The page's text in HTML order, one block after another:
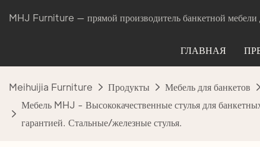
MHJ Furniture — прямой производитель банкетной мебели
ГЛАВНАЯ
Meihuijia Furniture Продукты Мебель для банкетов
Мебель MHJ - Высококачественные стулья для
гарантией. Стальные/железные стулья.